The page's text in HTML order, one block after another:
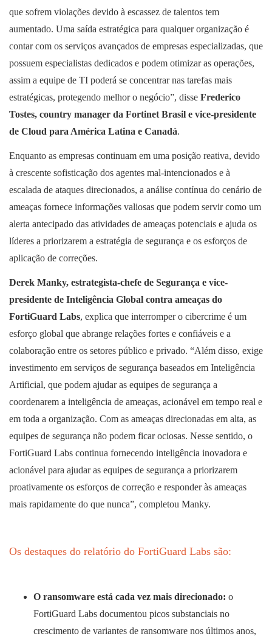
que sofrem violações devido à escassez de talentos tem
aumentado. Uma saída estratégica para qualquer organização é
contar com os serviços avançados de empresas especializadas, que
possuem especialistas dedicados e podem otimizar as operações,
assim a equipe de TI poderá se concentrar nas tarefas mais
estratégicas, protegendo melhor o negócio”, disse Frederico
Tostes, country manager da Fortinet Brasil e vice-presidente
de Cloud para América Latina e Canadá.
Enquanto as empresas continuam em uma posição reativa, devido
à crescente sofisticação dos agentes mal-intencionados e à
escalada de ataques direcionados, a análise contínua do cenário de
ameaças fornece informações valiosas que podem servir como um
alerta antecipado das atividades de ameaças potenciais e ajuda os
líderes a priorizarem a estratégia de segurança e os esforços de
aplicação de correções.
Derek Manky, estrategista-chefe de Segurança e vice-
presidente de Inteligência Global contra ameaças do
FortiGuard Labs, explica que interromper o cibercrime é um
esforço global que abrange relações fortes e confiáveis e a
colaboração entre os setores público e privado. “Além disso, exige
investimento em serviços de segurança baseados em Inteligência
Artificial, que podem ajudar as equipes de segurança a
coordenarem a inteligência de ameaças, acionável em tempo real e
em toda a organização. Com as ameaças direcionadas em alta, as
equipes de segurança não podem ficar ociosas. Nesse sentido, o
FortiGuard Labs continua fornecendo inteligência inovadora e
acionável para ajudar as equipes de segurança a priorizarem
proativamente os esforços de correção e responder às ameaças
mais rapidamente do que nunca”, completou Manky.
Os destaques do relatório do FortiGuard Labs são:
O ransomware está cada vez mais direcionado: o
FortiGuard Labs documentou picos substanciais no
crescimento de variantes de ransomware nos últimos anos,